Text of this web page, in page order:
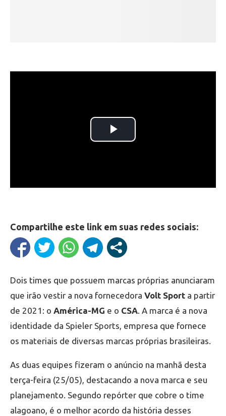
Compartilhe este link em suas redes sociais:
Dois times que possuem marcas próprias anunciaram
que irão vestir a nova fornecedora Volt Sport a partir
de 2021: o América-MG e o CSA . A marca é a nova
identidade da Spieler Sports, empresa que fornece
os materiais de diversas marcas próprias brasileiras.
As duas equipes fizeram o anúncio na manhã desta
terça-feira (25/05), destacando a nova marca e seu
planejamento. Segundo repórter que cobre o time
alagoano, é o melhor acordo da história desses